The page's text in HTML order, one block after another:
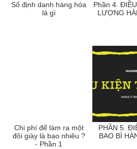
Số định danh hàng hóa
là gì
Phần 4.
LƯỢNG
Chi phí để làm ra một
đôi giày là bao nhiêu ?
- Phần 1
PHẦN 5.
BAO BÌ